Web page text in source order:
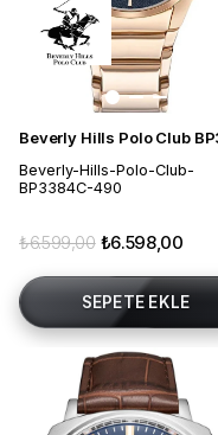
Beverly-Hills-Polo-Club-
BP3384C-490
₺6.598,00
₺6.599,00
SEPETE EKLE